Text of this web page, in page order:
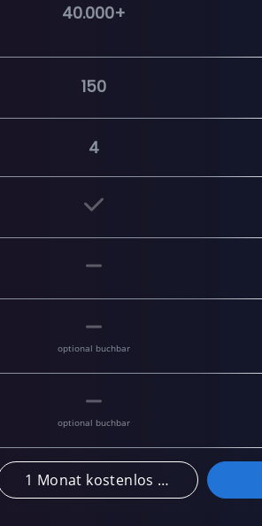
40.000+
150
4
optional buchbar
optional buchbar
1 Monat kostenlos testen